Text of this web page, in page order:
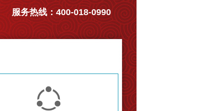

服务热线：400-018-0990